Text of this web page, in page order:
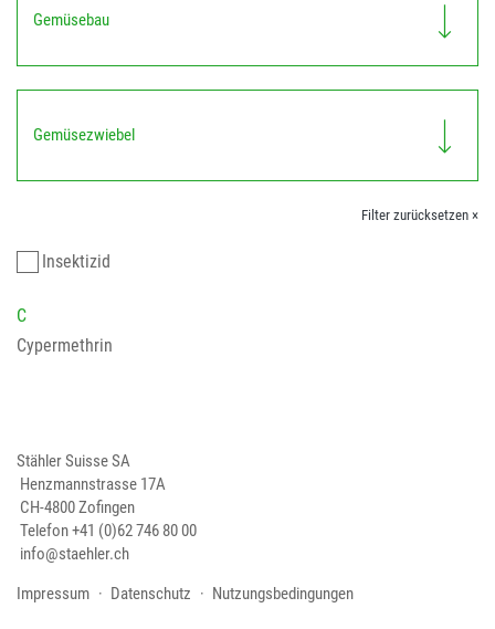
Gemüsebau
Gemüsezwiebel
Filter zurücksetzen ×
Insektizid
C
Cypermethrin
Stähler Suisse SA
Henzmannstrasse 17A
CH-4800 Zofingen
Telefon+41 (0)62 746 80 00
info@staehler.ch
Impressum
Datenschutz Nutzungsbedingungen